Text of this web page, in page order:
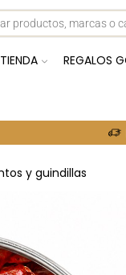
REGALOS
y guindillas